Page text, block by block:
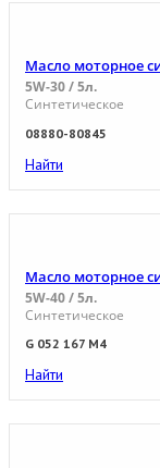
Масло моторное
5W-30 / 5л.
Синтетическое
08880-80845
Найти
Масло моторное
5W-40 / 5л.
Синтетическое
G 052 167 M4
Найти